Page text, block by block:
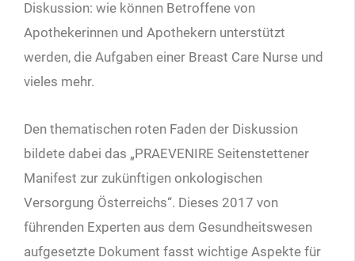
Diskussion: wie können Betroffene von
Apothekerinnen und Apothekern unterstützt
werden, die Aufgaben einer Breast Care Nurse und
vieles mehr.
Den thematischen roten Faden der Diskussion
bildete dabei das „PRAEVENIRE Seitenstettener
Manifest zur zukünftigen onkologischen
Versorgung Österreichs“. Dieses 2017 von
führenden Experten aus dem Gesundheitswesen
aufgesetzte Dokument fasst wichtige Aspekte für